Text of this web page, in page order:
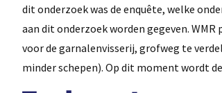
dit onderzoek was de enquête, welke
aan dit onderzoek worden gegeven.
voor de garnalenvisserij, grofweg te
minder schepen). Op dit moment wordt